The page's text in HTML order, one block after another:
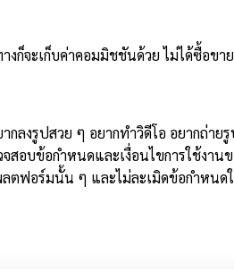
ก็จะเก็บค่าคอมมิชชันด้วย ไม่ได้ซื้อขา
ลงรูปสวย ๆ อยากทำวิดีโอ อยากถ่า
อบข้อกำหนดและเงื่อนไขการใช้งา
ฟอร์มนั้น ๆ และไม่ละเมิดข้อกำหน